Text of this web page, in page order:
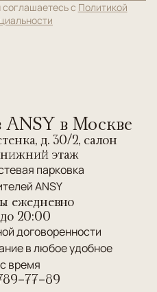
с Политикой
в Москве
д. 30/2, салон
нижний этаж
парковка
ANSY
ежедневно
20:00
договоренности
в любое удобное
время
77-89